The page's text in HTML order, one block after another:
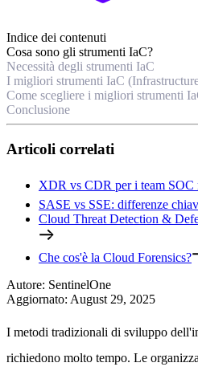
Indice dei contenuti
Cosa sono gli strumenti IaC?
Necessità degli strumenti IaC
I migliori strumenti IaC
Come scegliere i migliori strumenti
Conclusione
Articoli correlati
XDR vs CDR per i team SOC
SASE vs SSE: differenze
Cloud Threat Detection &
Che cos'è la Cloud Forensics?
Autore: SentinelOne
Aggiornato: August 29, 2025
I metodi tradizionali di sviluppo
richiedono molto tempo. Le